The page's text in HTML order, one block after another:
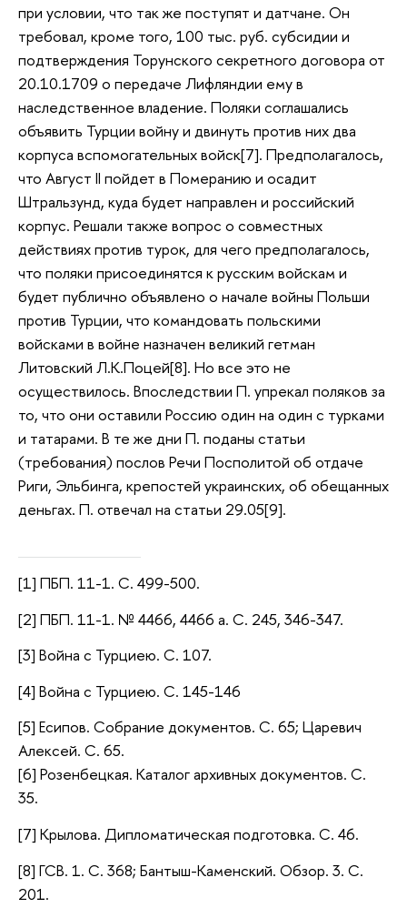
при условии, что так же поступят и датчане. Он
требовал, кроме того, 100 тыс. руб. субсидии и
подтверждения Торунского секретного договора от
20.10.1709 о передаче Лифляндии ему в
наследственное владение. Поляки соглашались
объявить Турции войну и двинуть против них два
корпуса вспомогательных войск[7]. Предполагалось,
что Август II пойдет в Померанию и осадит
Штральзунд, куда будет направлен и российский
корпус. Решали также вопрос о совместных
действиях против турок, для чего предполагалось,
что поляки присоединятся к русским войскам и
будет публично объявлено о начале войны Польши
против Турции, что командовать польскими
войсками в войне назначен великий гетман
Литовский Л.К.Поцей[8]. Но все это не
осуществилось. Впоследствии П. упрекал поляков за
то, что они оставили Россию один на один с турками
и татарами. В те же дни П. поданы статьи
(требования) послов Речи Посполитой об отдаче
Риги, Эльбинга, крепостей украинских, об обещанных
деньгах. П. отвечал на статьи 29.05[9].
[1] ПБП. 11-1. С. 499-500.
[2] ПБП. 11-1. № 4466, 4466 a. С. 245, 346-347.
[3] Война с Турциею. С. 107.
[4] Война с Турциею. С. 145-146
[5] Есипов. Собрание документов. С. 65; Царевич
Алексей. С. 65.
[6] Розенбецкая. Каталог архивных документов. С.
35.
[7] Крылова. Дипломатическая подготовка. С. 46.
[8] ГСВ. 1. С. 368; Бантыш-Каменский. Обзор. 3. С.
201.